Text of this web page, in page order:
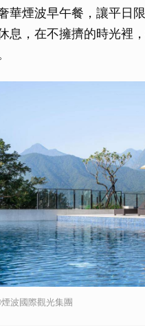
華煙波早午餐，讓平日
息，在不擁擠的時光裡
波國際觀光集團